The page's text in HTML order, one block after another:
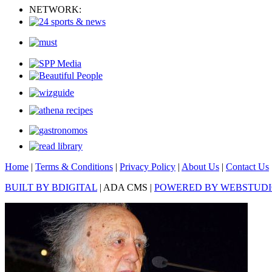
NETWORK:
Home | Terms & Conditions | Privacy Policy | About Us | Contact Us
BUILT BY BDIGITAL | ADA CMS | POWERED BY